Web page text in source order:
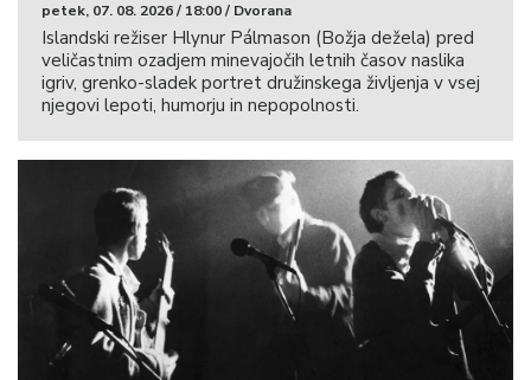
petek, 07. 08. 2026 / 18:00 / Dvorana
Islandski režiser Hlynur Pálmason (Božja dežela) pred
veličastnim ozadjem minevajočih letnih časov naslika
igriv, grenko-sladek portret družinskega življenja v vsej
njegovi lepoti, humorju in nepopolnosti.